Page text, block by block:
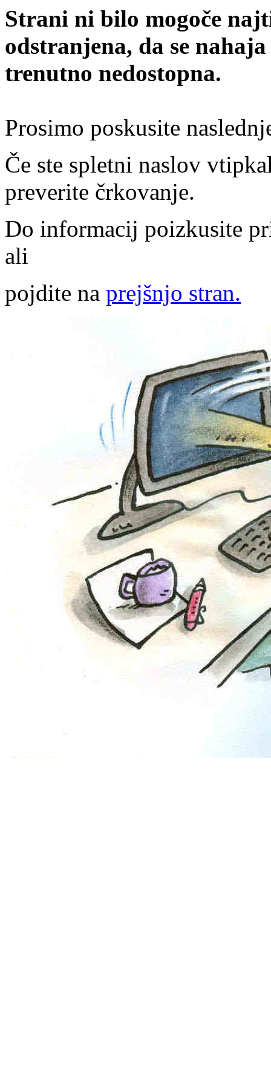
Strani ni bilo mogoče
odstranjena, da se
trenutno nedostopna.
Prosimo poskusite
Če ste spletni naslov
preverite črkovanje.
Do informacij poizkusite
ali
pojdite na prejšnjo stran.